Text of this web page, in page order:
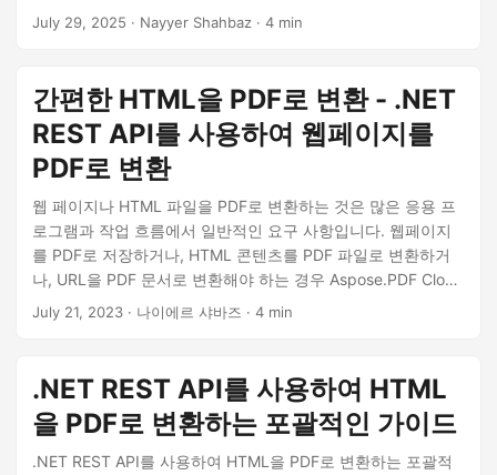
July 29, 2025 · Nayyer Shahbaz · 4 min
간편한 HTML을 PDF로 변환 - .NET
REST API를 사용하여 웹페이지를
PDF로 변환
웹 페이지나 HTML 파일을 PDF로 변환하는 것은 많은 응용 프
로그램과 작업 흐름에서 일반적인 요구 사항입니다. 웹페이지
를 PDF로 저장하거나, HTML 콘텐츠를 PDF 파일로 변환하거
나, URL을 PDF 문서로 변환해야 하는 경우 Aspose.PDF Cloud
SDK는 원활하고 효율적인 솔루션을 제공합니다. 이 기사에서
July 21, 2023 · 나이에르 샤바즈 · 4 min
.NET REST API를 사용하여 HTML
을 PDF로 변환하는 포괄적인 가이드
.NET REST API를 사용하여 HTML을 PDF로 변환하는 포괄적